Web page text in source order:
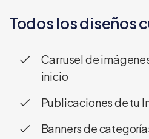
Todos los diseños
Carrusel de
inicio
Publicaciones de tu
Banners de